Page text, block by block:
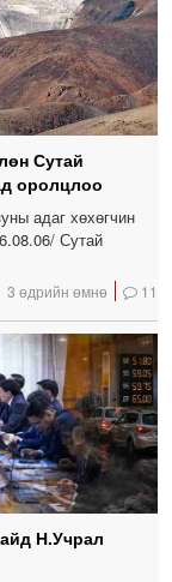
Сутай
оролцлоо
адаг хөхөгчин
Сутай
3 өдрийн өмнө 11
Н.Учрал